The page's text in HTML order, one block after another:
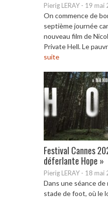
Pierig LERAY - 19 mai
On commence de
septième journée
nouveau film de
Private Hell. Le
suite
Festival Cannes
déferlante Hope »
Pierig LERAY - 18 mai
Dans une séance de
stade de foot, où le